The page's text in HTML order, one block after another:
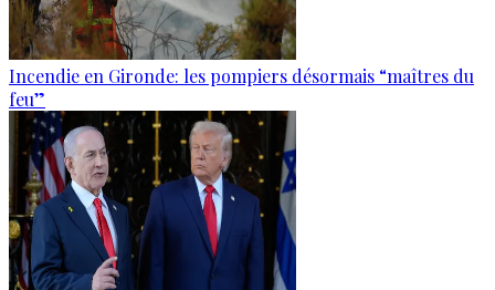
Incendie en Gironde: les pompiers désormais “maîtres du
feu”